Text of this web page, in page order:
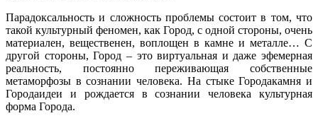
Парадоксальность и сложность проблемы состоит в том, что
такой культурный феномен, как Город, с одной стороны, очень
материален, вещественен, воплощен в камне и металле… С
другой стороны, Город – это виртуальная и даже эфемерная
реальность, постоянно переживающая собственные
метаморфозы в сознании человека. На стыке Города­камня и
Города­идеи и рождается в сознании человека культурная
форма Города.